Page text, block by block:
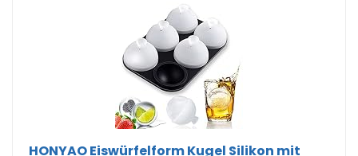
HONYAO Eiswürfelform Kugel Silikon mit